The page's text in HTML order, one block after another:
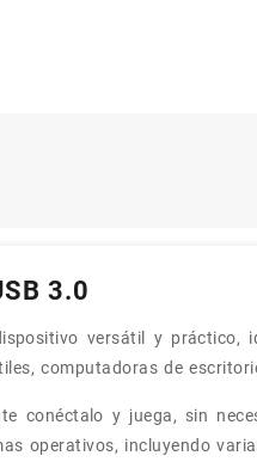
3.0
versátil y práctico,
computadoras de
conéctalo y juega, sin
operativos, incluyendo